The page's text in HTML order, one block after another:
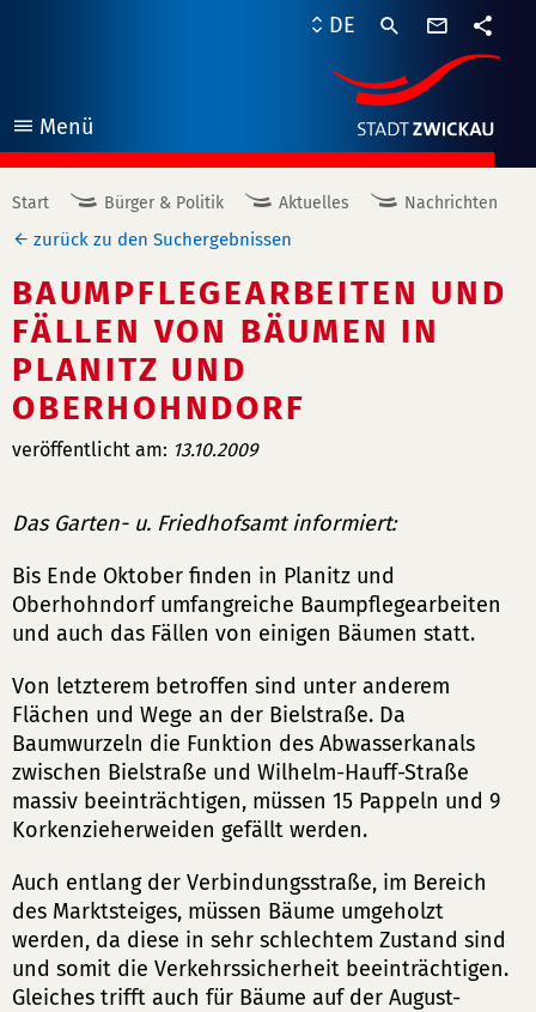
Menü
öffnen
DE
Start Bürger & Politik Aktuelles Nachrichten
zurück zu den Suchergebnissen
BAUMPFLEGEARBEITEN UND
FÄLLEN VON BÄUMEN IN
PLANITZ UND
OBERHOHNDORF
veröffentlicht am: 13.10.2009
Das Garten- u. Friedhofsamt informiert:
Bis Ende Oktober finden in Planitz und
Oberhohndorf umfangreiche Baumpflegearbeiten
und auch das Fällen von einigen Bäumen statt.
Von letzterem betroffen sind unter anderem
Flächen und Wege an der Bielstraße. Da
Baumwurzeln die Funktion des Abwasserkanals
zwischen Bielstraße und Wilhelm-Hauff-Straße
massiv beeinträchtigen, müssen 15 Pappeln und 9
Korkenzieherweiden gefällt werden.
Auch entlang der Verbindungsstraße, im Bereich
des Marktsteiges, müssen Bäume umgeholzt
werden, da diese in sehr schlechtem Zustand sind
und somit die Verkehrssicherheit beeinträchtigen.
Gleiches trifft auch für Bäume auf der August-